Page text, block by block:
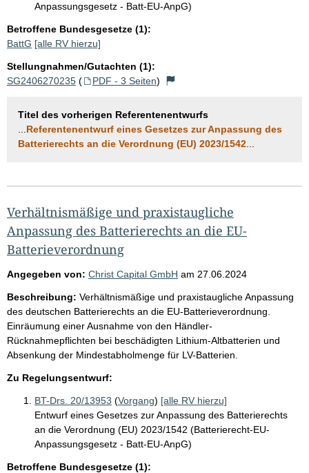
Anpassungsgesetz - Batt-EU-AnpG)
Betroffene Bundesgesetze (1):
BattG [alle RV hierzu]
Stellungnahmen/Gutachten (1):
SG2406270235 ( PDF - 3 Seiten)
Titel des vorherigen Referentenentwurfs
Referentenentwurf eines Gesetzes zur Anpassung des
Batterierechts an die Verordnung (EU) 2023/1542
Verhältnismäßige und praxistaugliche
Anpassung des Batterierechts an die EU-
Batterieverordnung
Angegeben von: Christ Capital GmbH am 27.06.2024
Beschreibung: Verhältnismäßige und praxistaugliche Anpassung
des deutschen Batterierechts an die EU-Batterieverordnung.
Einräumung einer Ausnahme von den Händler-
Rücknahmepflichten bei beschädigten Lithium-Altbatterien und
Absenkung der Mindestabholmenge für LV-Batterien.
Zu Regelungsentwurf:
BT-Drs. 20/13953 (Vorgang) [alle RV hierzu]
Entwurf eines Gesetzes zur Anpassung des Batterierechts
an die Verordnung (EU) 2023/1542 (Batterierecht-EU-
Anpassungsgesetz - Batt-EU-AnpG)
Betroffene Bundesgesetze (1):